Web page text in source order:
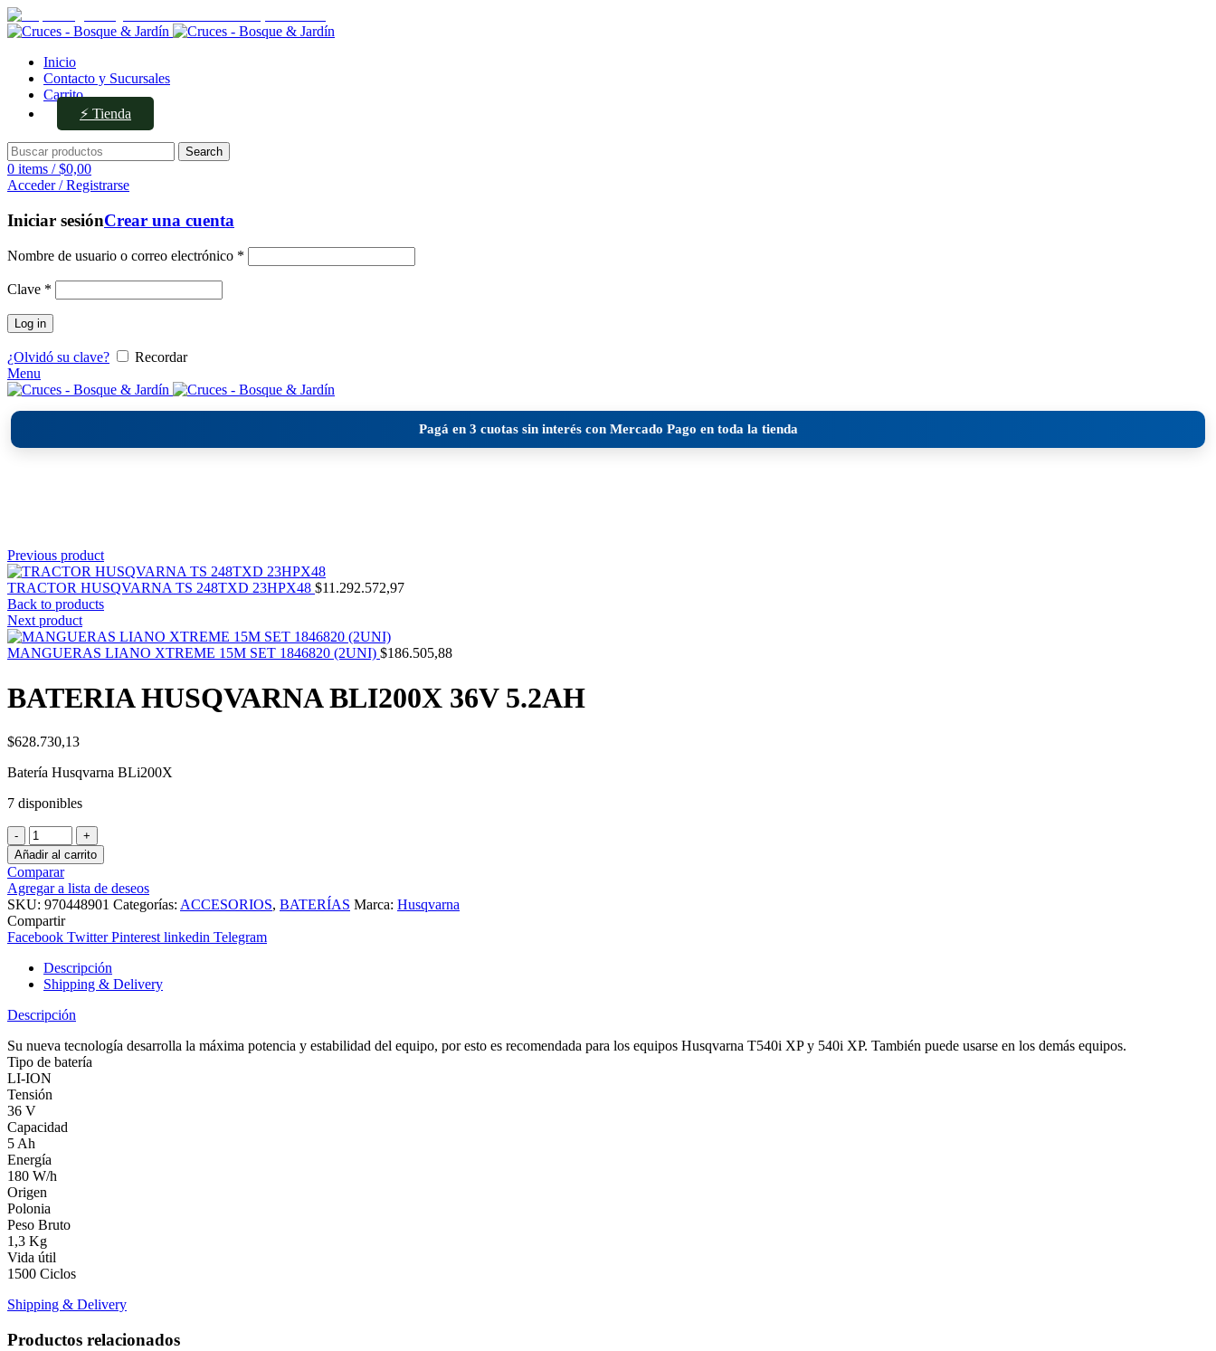
Inicio
Contacto y Sucursales
Carrito
⚡ Tienda
Search
0 items / $0,00
Acceder / Registrarse
Iniciar sesiónCrear una cuenta
Nombre de usuario o correo electrónico *
Clave *
Log in
¿Olvidó su clave?
Recordar
Menu
Pagá en 3 cuotas sin interéscon Mercado Pago en toda la tienda
Previous product
TRACTOR HUSQVARNA TS 248TXD 23HPX48 $11.292.572,97
Back to products
Next product
MANGUERAS LIANO XTREME 15M SET 1846820 (2UNI) $186.505,88
BATERIA HUSQVARNA BLI200X 36V 5.2AH
$628.730,13
Batería Husqvarna BLi200X
7 disponibles
BATERIA
HUSQVARNA
BLI200X
36V
5.2AH
cantidad
Añadir al carrito
Comparar
Agregar a lista de deseos
SKU: 970448901 Categorías: ACCESORIOS, BATERÍAS Marca: Husqvarna
Compartir
Facebook Twitter Pinterest linkedin Telegram
Descripción
Shipping & Delivery
Descripción
Su nueva tecnología desarrolla la máxima potencia y estabilidad del equipo, por esto es recomendada para los equipos Husqvarna T540i XP y 540i XP. También puede usarse en los demás equipos.
Tipo de batería
LI-ION
Tensión
36 V
Capacidad
5 Ah
Energía
180 W/h
Origen
Polonia
Peso Bruto
1,3 Kg
Vida útil
1500 Ciclos
Shipping & Delivery
Productos relacionados